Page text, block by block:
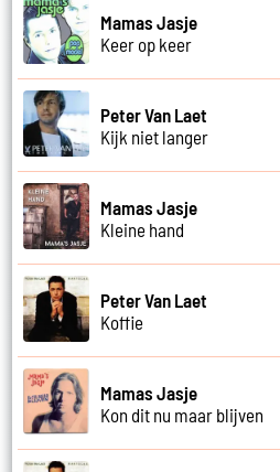
Mamas Jasje
Keer op keer
Peter Van Laet
Kijk niet langer
Mamas Jasje
Kleine hand
Peter Van Laet
Koffie
Mamas Jasje
Kon dit nu maar blijven